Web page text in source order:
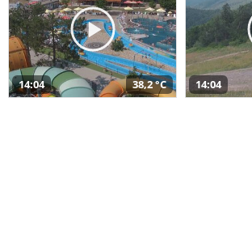
14:04 38,2 °C 14:04